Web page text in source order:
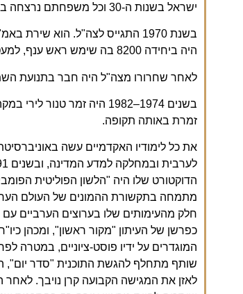
ישראל בשנות ה-30 וכל משפחתם נרצחה בשואה.
היה ביחידה 8200 בה שימש ראש ענף, למעט תקופה בה הדריך בבה"ד 15.
לאחר שחרורו מצה"ל היה חבר בתנועת
בשנים 1974–1982 היה
זמרת באותה תקופה.
הדוקטורט שלו היה "הלשון הפוליטית
מתמחה בתקשורת ההמונים של העולם
חלק מהעימותים שלו בערוצים הערביים
כפרשן של העיתון "מקור ראשון", ומכהן
שותף מתחלף להגשת התוכנית "סדר
לאזן את המגישה הקבועה קרן נויבך. לאחר